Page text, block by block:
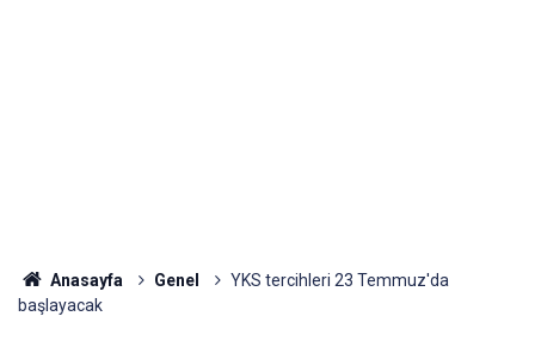
Anasayfa Genel
YKS tercihleri 23 Temmuz'da
başlayacak